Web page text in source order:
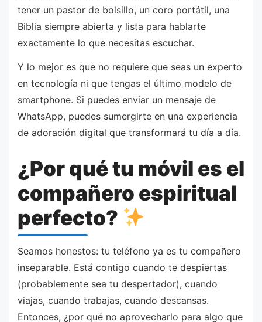
tener un pastor de bolsillo, un coro portátil, una
Biblia siempre abierta y lista para hablarte
exactamente lo que necesitas escuchar.
Y lo mejor es que no requiere que seas un experto
en tecnología ni que tengas el último modelo de
smartphone. Si puedes enviar un mensaje de
WhatsApp, puedes sumergirte en una experiencia
de adoración digital que transformará tu día a día.
¿Por qué tu móvil es el
compañero espiritual
perfecto?
Seamos honestos: tu teléfono ya es tu compañero
inseparable. Está contigo cuando te despiertas
(probablemente sea tu despertador), cuando
viajas, cuando trabajas, cuando descansas.
Entonces, ¿por qué no aprovecharlo para algo que